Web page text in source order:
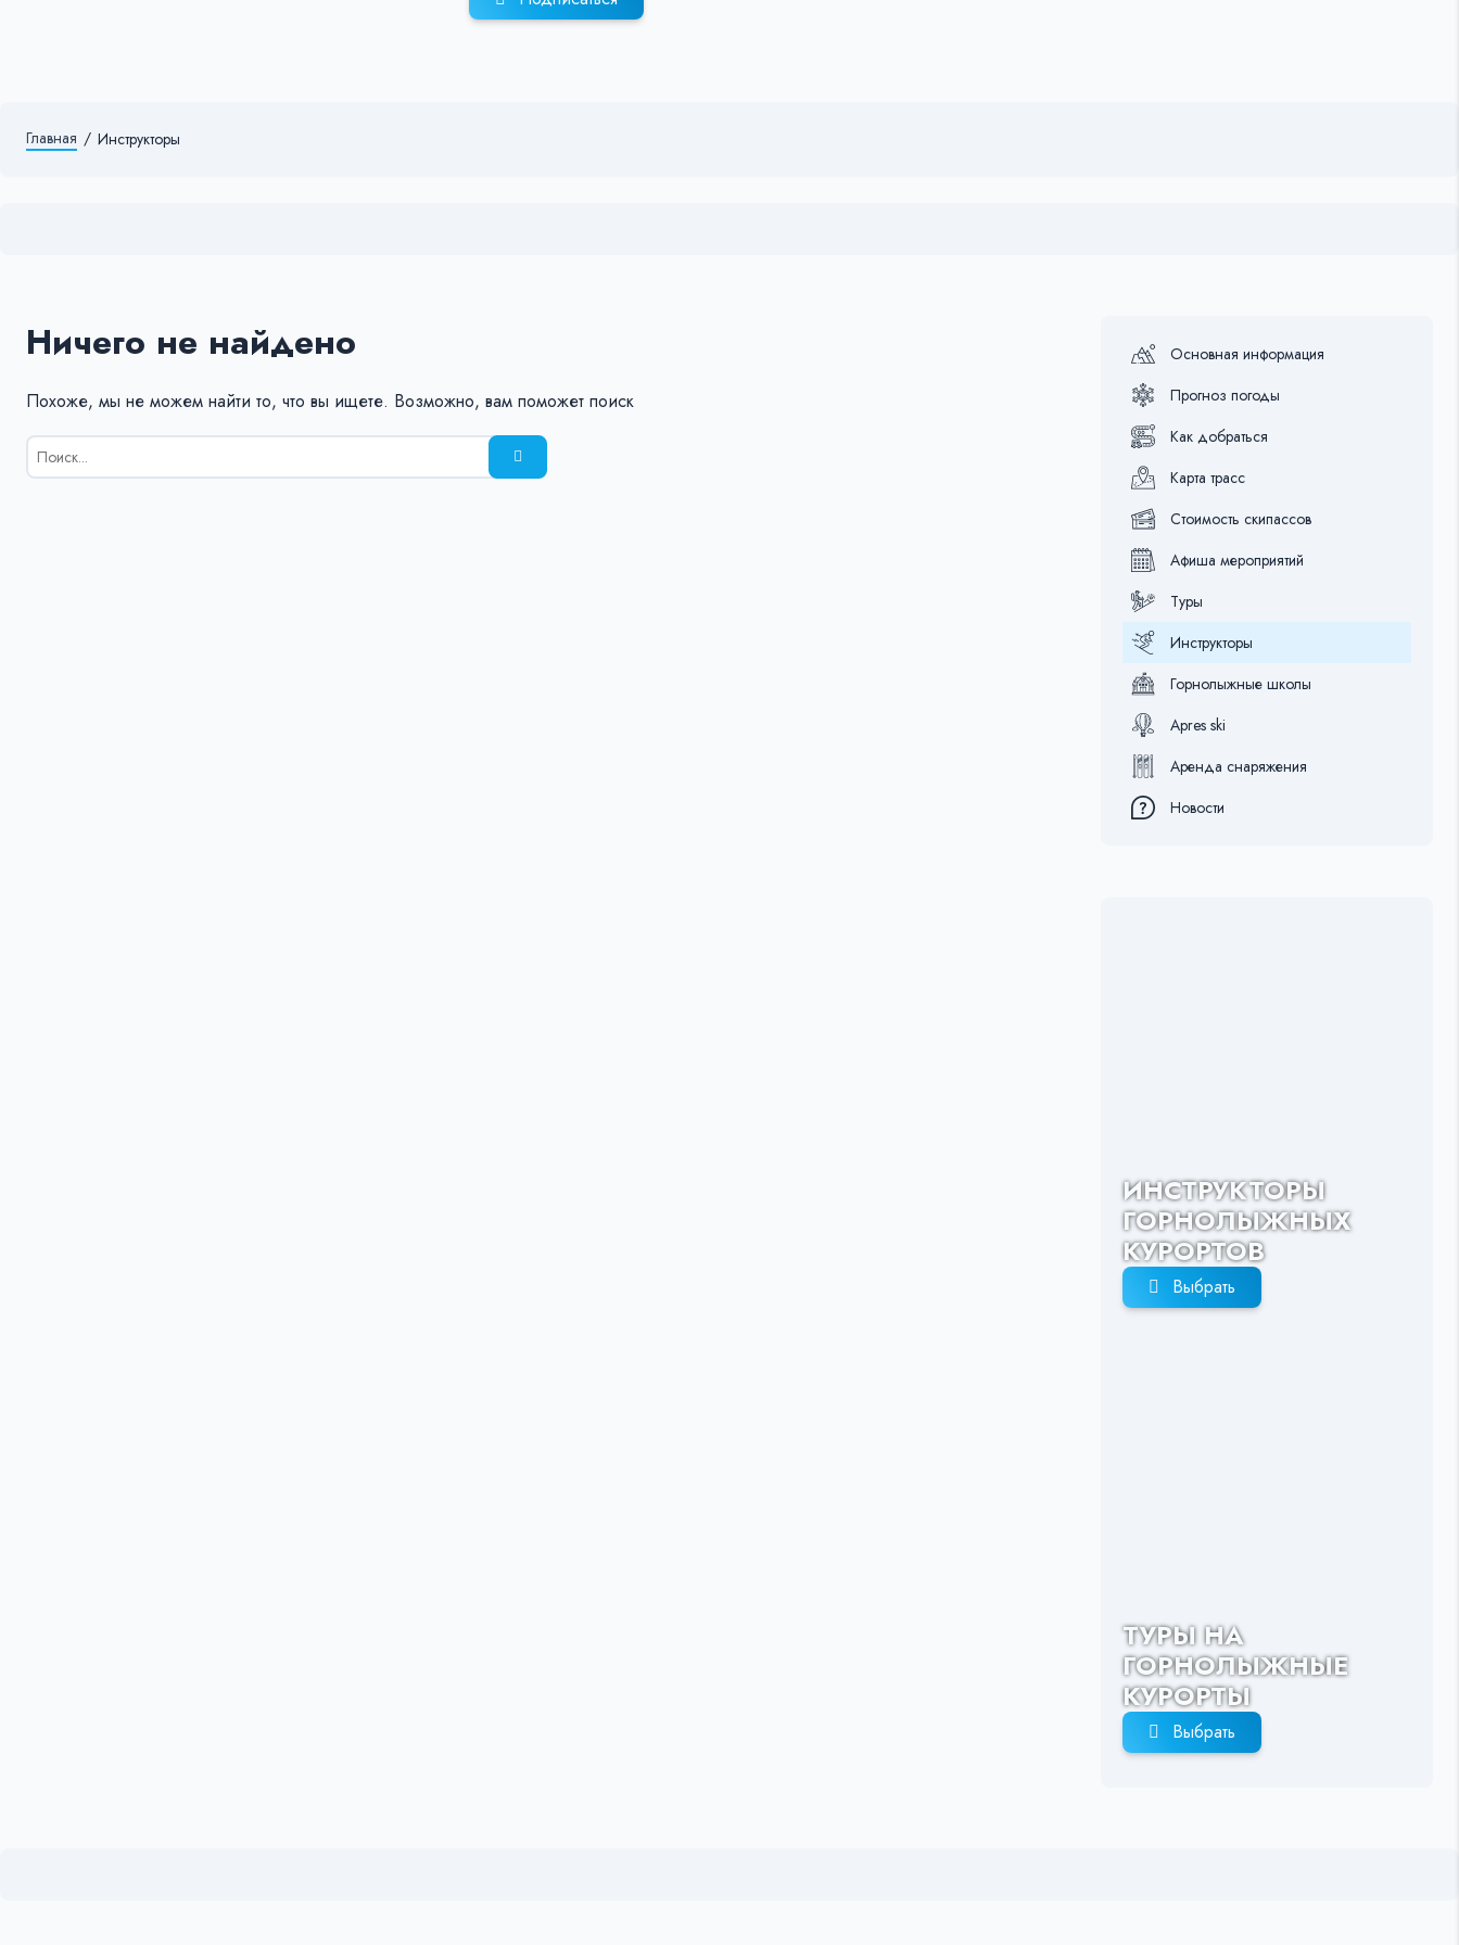
Главная / Инструкторы
Ничего не найдено
Похоже, мы не можем найти то, что вы ищете. Возможно, вам поможет поиск
Результаты
поиска
Основная информация
Прогноз погоды
Как добраться
Карта трасс
Стоимость скипассов
Афиша мероприятий
Туры
Инструкторы
Горнолыжные школы
Apres ski
Аренда снаряжения
Новости
ИНСТРУКТОРЫ
ГОРНОЛЫЖНЫХ
КУРОРТОВ
Выбрать
ТУРЫ НА
ГОРНОЛЫЖНЫЕ
КУРОРТЫ
Выбрать